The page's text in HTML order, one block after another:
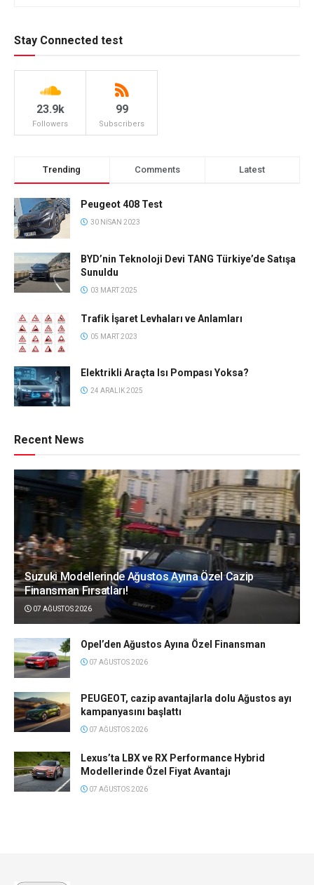
Stay Connected test
23.9k
Followers
99
Subscribers
Trending Comments Latest
Peugeot 408 Test
30 NISAN 2023
BYD’nin Teknoloji Devi TANG Türkiye’de Satışa
Sunuldu
03 MART 2025
Trafik İşaret Levhaları ve Anlamları
05 MART 2023
Elektrikli Araçta Isı Pompası Yoksa?
24 ARALIK 2025
Recent News
Suzuki Modellerinde Ağustos Ayına Özel Cazip
Finansman Fırsatları!
07 AĞUSTOS 2026
Opel’den Ağustos Ayına Özel Finansman
07 AĞUSTOS 2026
PEUGEOT, cazip avantajlarla dolu Ağustos ayı
kampanyasını başlattı
07 AĞUSTOS 2026
Lexus’ta LBX ve RX Performance Hybrid
Modellerinde Özel Fiyat Avantajı
07 AĞUSTOS 2026